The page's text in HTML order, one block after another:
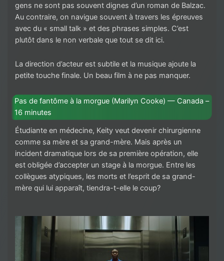
gens ne sont pas souvent dignes d’un roman de Balzac.
Au contraire, on navigue souvent à travers les épreuves
avec du « small talk » et des phrases simples. C’est
plutôt dans le non verbale que tout se dit ici.
La direction d’acteur est subtile et la musique ajoute la
petite touche finale. Un beau film à ne pas manquer.
Pas de fantôme à la morgue (Marilyn Cooke) — Canada –
16 minutes
Étudiante en médecine, Keity veut devenir chirurgienne
comme sa mère et sa grand-mère. Mais après un
incident dramatique lors de sa première opération, elle
est obligée d’accepter un stage à la morgue. Entre les
collègues atypiques, les morts et l’esprit de sa grand-
mère qui lui apparaît, tiendra-t-elle le coup?